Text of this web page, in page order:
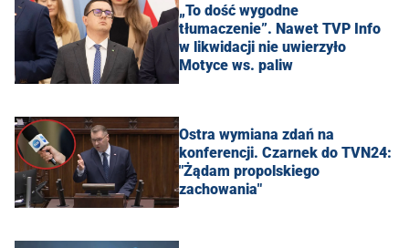
„To dość wygodne
tłumaczenie”. Nawet TVP Info
w likwidacji nie uwierzyło
Motyce ws. paliw
Ostra wymiana zdań na
konferencji. Czarnek do TVN24:
"Żądam propolskiego
zachowania"